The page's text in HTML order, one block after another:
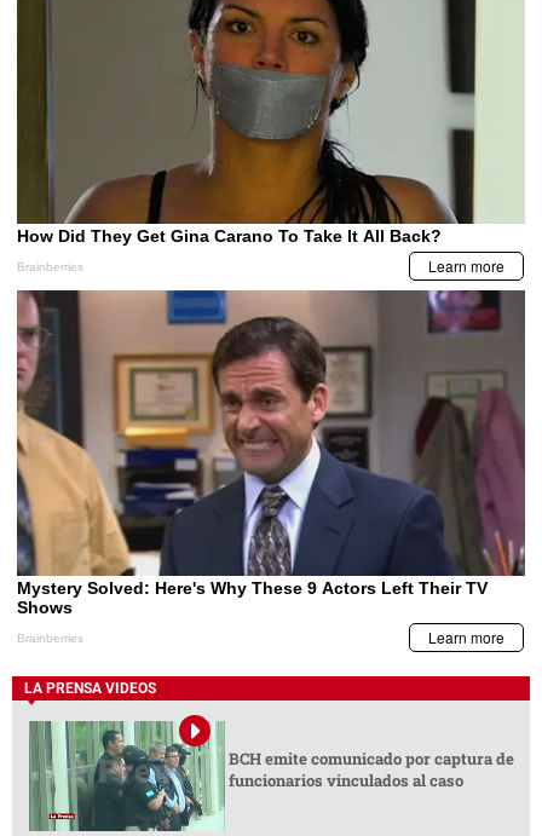
LA PRENSA VIDEOS
BCH emite comunicado por captura de
funcionarios vinculados al caso